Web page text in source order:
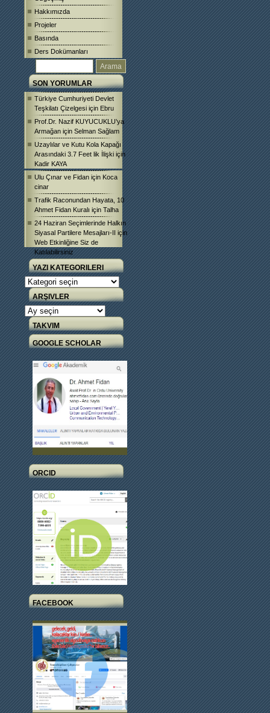
Hakkımızda
Projeler
Basında
Ders Dokümanları
SON YORUMLAR
Türkiye Cumhuriyeti Devlet
Teşkilatı Çizelgesi için Ebru
Prof.Dr. Nazif KUYUCUKLU’ya
Armağan için Selman Sağlam
Uzaylılar ve Kutu Kola Kapağı
Arasındaki 3.7 Feet lik İlişki için
Kadir KAYA
Ulu Çınar ve Fidan için Koca
cinar
Trafik Raconundan Hayata, 10
Ahmet Fidan Kuralı için Talha
24 Haziran Seçimlerinde Halkın
Siyasal Partilere Mesajları-II için
Web Etkinliğine Siz de
Katılabilirsiniz
YAZI KATEGORILERI
Yazı
Kategorileri
ARŞIVLER
Arşivler
TAKVIM
GOOGLE SCHOLAR
ORCID
FACEBOOK